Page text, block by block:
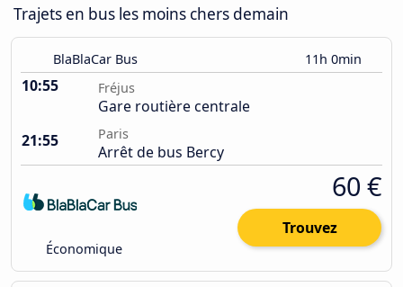
Trajets en bus les moins chers demain
BlaBlaCar Bus 11h 0min
10:55 Fréjus
Gare routière centrale
21:55
Paris
Arrêt de bus Bercy
Économique
60 €
Trouvez